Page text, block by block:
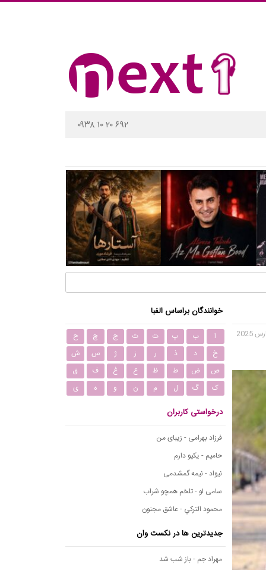
۰۹۳۸ ۱۰ ۲۰ ۶۹۲
خوانندگان براساس الفبا
ا ب پ ت ث ج چ
ح
خ
د ذ ر ز ژ س
ش
ص
ض ط ظ ع غ ف
ق
ک
گ ل م ن و ه ی
درخواستی کاربران
فرزاد بهرامی - زیبای من
حامیم - یکیو دارم
نیواد - نیمه گمشدمی
سامی لو - تلخم همچو شراب
محمود التركي - عاشق مجنون
جدیدترین ها در نکست وان
مهراد جم - باز شب شد